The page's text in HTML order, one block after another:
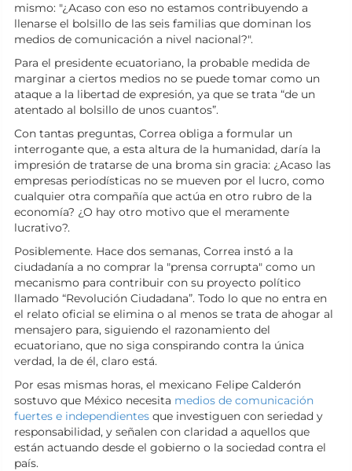
mismo: "¿Acaso con eso no estamos contribuyendo a
llenarse el bolsillo de las seis familias que dominan los
medios de comunicación a nivel nacional?".
Para el presidente ecuatoriano, la probable medida de
marginar a ciertos medios no se puede tomar como un
ataque a la libertad de expresión, ya que se trata “de un
atentado al bolsillo de unos cuantos”.
Con tantas preguntas, Correa obliga a formular un
interrogante que, a esta altura de la humanidad, daría la
impresión de tratarse de una broma sin gracia: ¿Acaso las
empresas periodísticas no se mueven por el lucro, como
cualquier otra compañía que actúa en otro rubro de la
economía? ¿O hay otro motivo que el meramente
lucrativo?.
Posiblemente. Hace dos semanas, Correa instó a la
ciudadanía a no comprar la "prensa corrupta" como un
mecanismo para contribuir con su proyecto político
llamado “Revolución Ciudadana”. Todo lo que no entra en
el relato oficial se elimina o al menos se trata de ahogar al
mensajero para, siguiendo el razonamiento del
ecuatoriano, que no siga conspirando contra la única
verdad, la de él, claro está.
Por esas mismas horas, el mexicano Felipe Calderón
sostuvo que México necesita medios de comunicación
fuertes e independientes que investiguen con seriedad y
responsabilidad, y señalen con claridad a aquellos que
están actuando desde el gobierno o la sociedad contra el
país.